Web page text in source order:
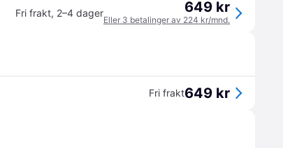
Fri frakt, 2–4 dager 649 kr
Eller 3 betalinger av 224 kr/mnd.
Fri frakt649 kr